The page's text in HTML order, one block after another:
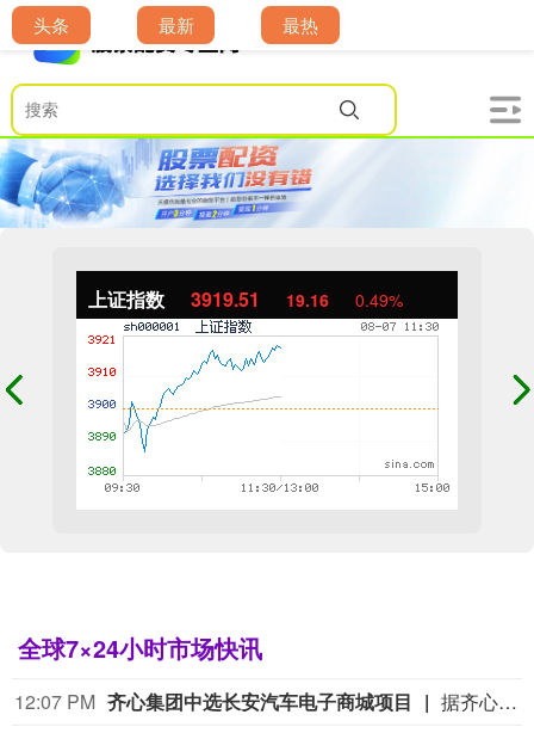
上证指数 3919.51 19.16 0.49%
全球7×24小时市场快讯
12:07 PM 齐心集团中选长安汽车电子商城项目
据齐心集团消息，近日，齐心集团中选长安汽车电子商城项目。公司将依托一站式政企数字化采购服务平台，提供成熟完善的采购全流程配套服务，助力头部整车制造企业采购管理数智化升级。
头条 最新 最热